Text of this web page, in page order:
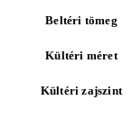
Beltéri tömeg
Kültéri méret
Kültéri zajszint